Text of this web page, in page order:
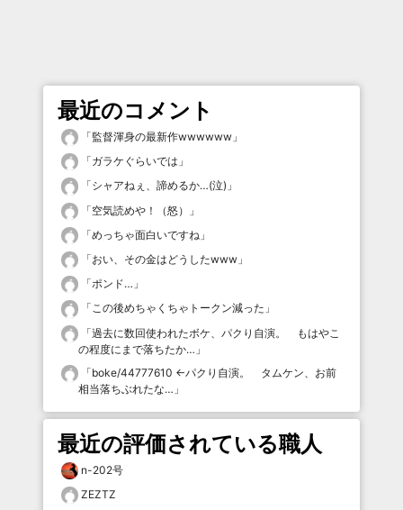
最近のコメント
「監督渾身の最新作wwwwww 」
「ガラケぐらいでは 」
「シャアねぇ、諦めるか…(泣) 」
「空気読めや！（怒）
」
「めっちゃ面白いですね 」
「おい、その金はどうしたwww 」
「ポンド… 」
「この後めちゃくちゃトークン減った 」
「過去に数回使われたボケ、パクり自演。 もはやこ
の程度にまで落ちたか… 」
「boke/44777610 ←パクり自演。 タムケン、お前
相当落ちぶれたな… 」
最近の評価されている職人
n-202号
ZEZTZ